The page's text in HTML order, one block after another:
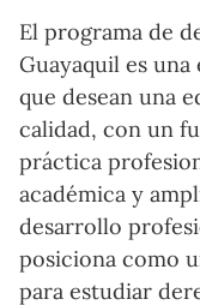
El programa de
Guayaquil es
que desean una
calidad, con un
práctica
académica y
desarrollo
posiciona como
para estudiar